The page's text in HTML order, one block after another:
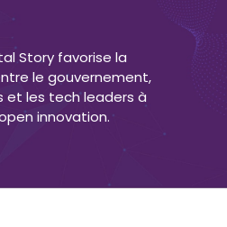
Story favorise la
le gouvernement,
et les tech leaders à
innovation.